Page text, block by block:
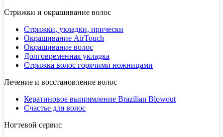
Стрижки и окрашивание волос
Стрижки, укладки, прически
Окрашивание AirTouch
Окрашивание волос
Долговременная укладка
Стрижка волос горячими ножницами
Лечение и восстановление волос
Кератиновое выпрямление Brazilian Blowout
Счастье для волос
Ногтевой сервис